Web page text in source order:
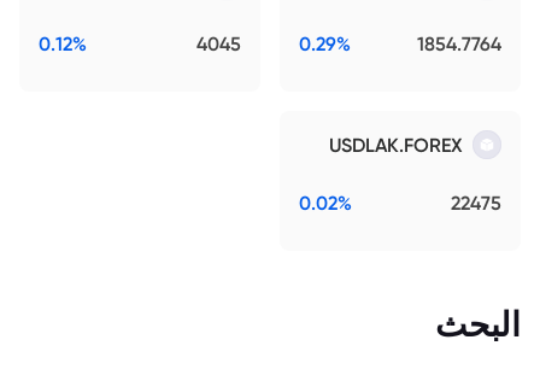
1854.7764
0.29%
4045
0.12%
USDLAK.FOREX
22475
0.02%
البحث